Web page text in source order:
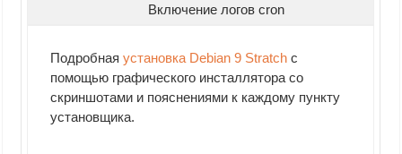
Включение логов cron
Подробнаяустановка Debian 9 Stratch с
помощью графического инсталлятора со
скриншотами и пояснениями к каждому пункту
установщика.